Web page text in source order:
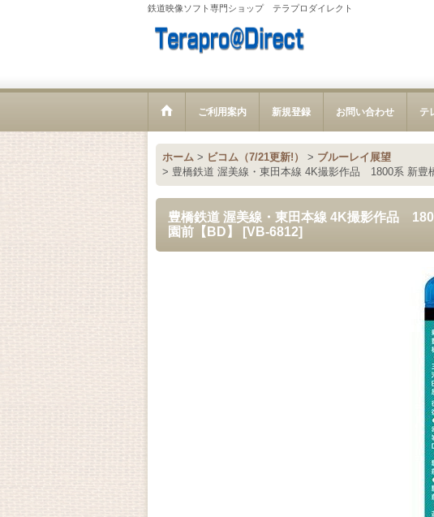
鉄道映像ソフト専門ショップ テラプロダイレクト
ご利用案内 新規登録 お問い合わせ テ
ホーム > ビコム（7/21更新!） > ブルーレイ展望
> 豊橋鉄道 渥美線・東田本線 4K撮影作品 1800系 新豊
豊橋鉄道 渥美線・東田本線 4K撮影作品
園前【BD】
[VB-6812]